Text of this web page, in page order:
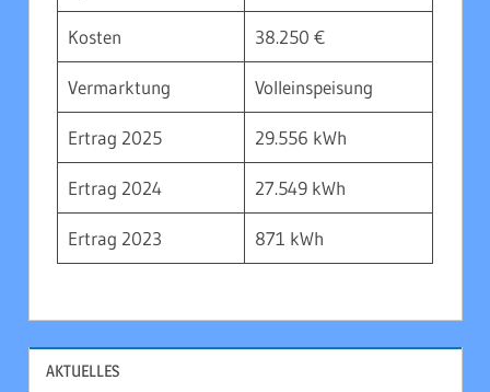
Kosten 38.250 €
Vermarktung Volleinspeisung
Ertrag 2025 29.556 kWh
Ertrag 2024 27.549 kWh
Ertrag 2023 871 kWh
AKTUELLES